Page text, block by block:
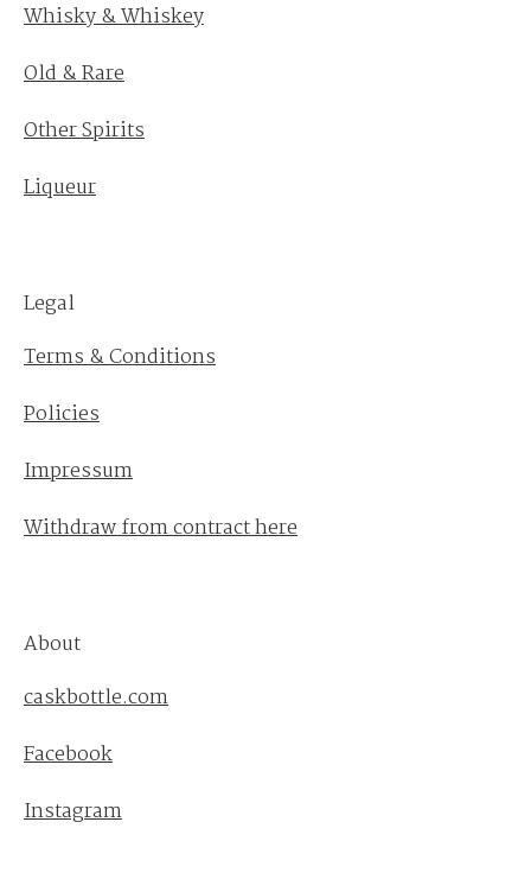
Whisky & Whiskey
Old & Rare
Other Spirits
Liqueur
Legal
Terms & Conditions
Policies
Impressum
Withdraw from contract here
About
caskbottle.com
Facebook
Instagram